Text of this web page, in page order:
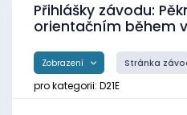
Přihlášky závodu:
orientačním během
Zobrazení Stránka
pro kategorii: D21E